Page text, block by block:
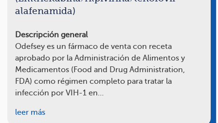
alafenamida)
Descripción general
Odefsey es un fármaco de venta con receta
aprobado por la Administración de Alimentos y
Medicamentos (Food and Drug Administration,
FDA) como régimen completo para tratar la
infección por VIH-1 en…
leer más